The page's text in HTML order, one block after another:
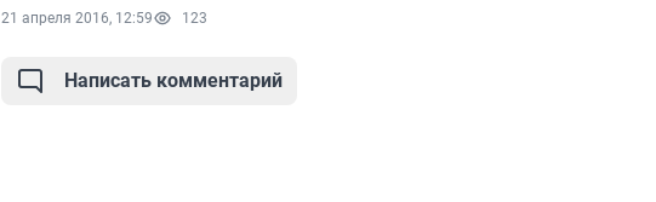
21 апреля 2016, 12:59 123
Написать комментарий